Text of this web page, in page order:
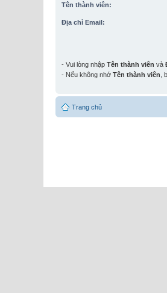
Tên thành viên:
Địa chỉ Email:
- Vui lòng nhập Tên thành viên và
- Nếu không nhớ Tên thành viên ,
Trang chủ